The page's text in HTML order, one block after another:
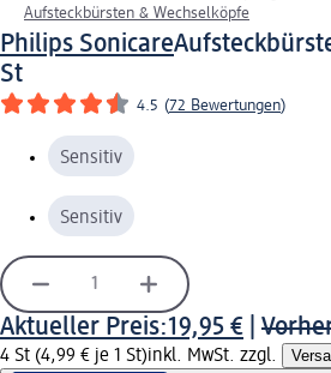
Aufsteckbürsten & Wechselköpfe
Philips Sonicare
St
4.5 (72 Bewertungen)
Sensitiv
Sensitiv
Aktueller Preis:19,95 €
4 St (4,99 € je 1 St)inkl. MwSt. zzgl.